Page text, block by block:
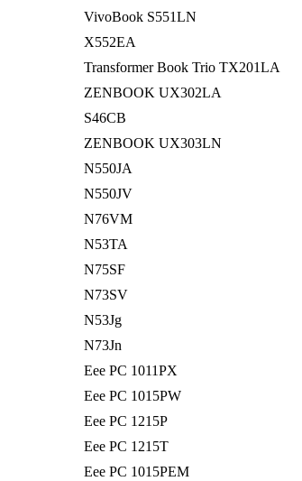
VivoBook S551LN
X552EA
Transformer Book Trio TX201LA
ZENBOOK UX302LA
S46CB
ZENBOOK UX303LN
N550JA
N550JV
N76VM
N53TA
N75SF
N73SV
N53Jg
N73Jn
Eee PC 1011PX
Eee PC 1015PW
Eee PC 1215P
Eee PC 1215T
Eee PC 1015PEM